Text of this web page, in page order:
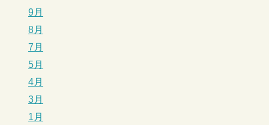
9月
8月
7月
5月
4月
3月
1月